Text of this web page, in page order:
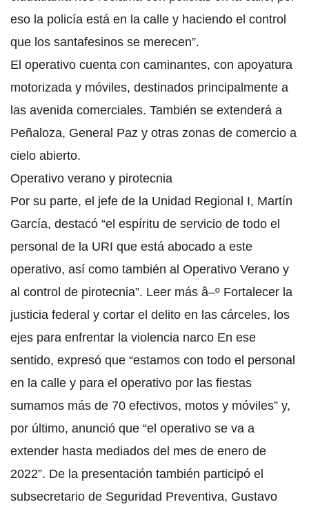
eso la policía está en la calle y haciendo el control
que los santafesinos se merecen”.
El operativo cuenta con caminantes, con apoyatura
motorizada y móviles, destinados principalmente a
las avenida comerciales. También se extenderá a
Peñaloza, General Paz y otras zonas de comercio a
cielo abierto.
Operativo verano y pirotecnia
Por su parte, el jefe de la Unidad Regional I, Martín
García, destacó “el espíritu de servicio de todo el
personal de la URI que está abocado a este
operativo, así como también al Operativo Verano y
al control de pirotecnia”. Leer más â–º Fortalecer la
justicia federal y cortar el delito en las cárceles, los
ejes para enfrentar la violencia narco En ese
sentido, expresó que “estamos con todo el personal
en la calle y para el operativo por las fiestas
sumamos más de 70 efectivos, motos y móviles” y,
por último, anunció que “el operativo se va a
extender hasta mediados del mes de enero de
2022”. De la presentación también participó el
subsecretario de Seguridad Preventiva, Gustavo